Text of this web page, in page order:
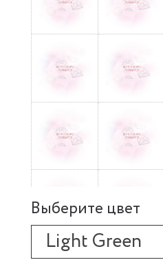
Выберите цвет
Light Green